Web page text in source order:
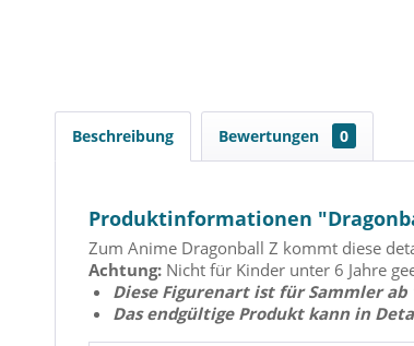
Beschreibung Bewertungen 0
Produktinformationen
Zum Anime Dragonball Z kommt diese
Achtung: Nicht für Kinder unter 6 Jahre
Diese Figurenart ist für Sammler ab
Das endgültige Produkt kann in